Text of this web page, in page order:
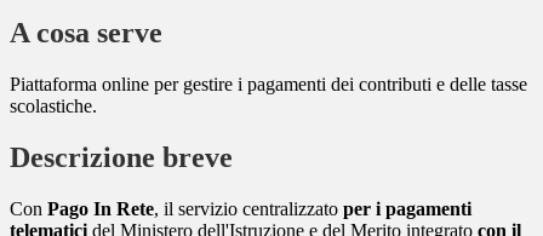
A cosa serve
Piattaforma online per gestire i pagamenti dei contributi e delle tasse
scolastiche.
Descrizione breve
Con Pago In Rete, il servizio centralizzato per i pagamenti
telematici del Ministero dell'Istruzione e del Merito integrato con il